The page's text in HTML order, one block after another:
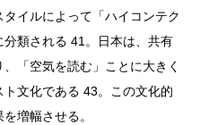
イルによって「ハイコンテク
類される 41。日本は、共有
「空気を読む」ことに大きく
文化である 43。この文化的
増幅させる。